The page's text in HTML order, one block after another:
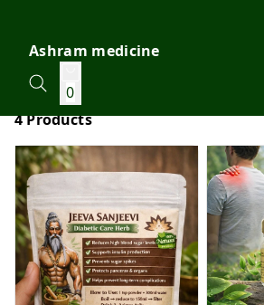
Ashram medicine
0
4 Products